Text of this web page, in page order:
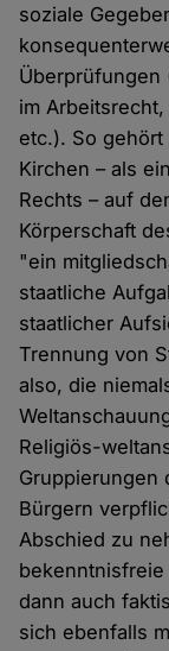
soziale
Überprüfungen
im
etc.). So
Kirchen – als
Rechts – auf
Körperschaft
"ein
staatliche
staatlicher
Trennung von
also, die
Religiös-
Gruppierungen
Bürgern
Abschied zu
dann auch
sich ebenfalls